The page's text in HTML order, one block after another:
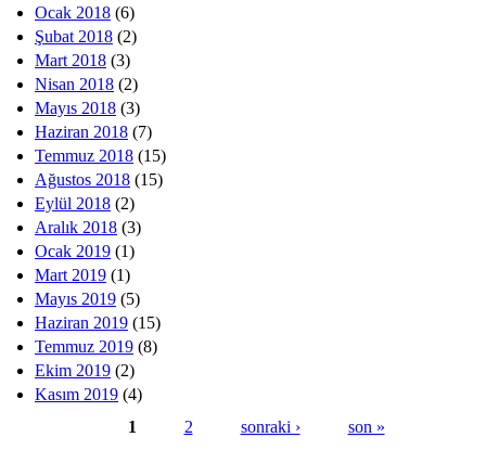
Ocak 2018 (6)
Şubat 2018 (2)
Mart 2018 (3)
Nisan 2018 (2)
Mayıs 2018 (3)
Haziran 2018 (7)
Temmuz 2018 (15)
Ağustos 2018 (15)
Eylül 2018 (2)
Aralık 2018 (3)
Ocak 2019 (1)
Mart 2019 (1)
Mayıs 2019 (5)
Haziran 2019 (15)
Temmuz 2019 (8)
Ekim 2019 (2)
Kasım 2019 (4)
1 2 sonraki › son »